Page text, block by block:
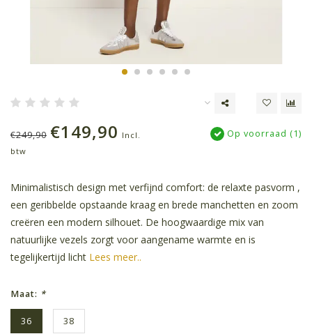
€249,90 €149,90 Incl.
btw
Op voorraad (1)
Minimalistisch design met verfijnd comfort: de relaxte pasvorm ,
een geribbelde opstaande kraag en brede manchetten en zoom
creëren een modern silhouet. De hoogwaardige mix van
natuurlijke vezels zorgt voor aangename warmte en is
tegelijkertijd licht Lees meer..
Maat: *
36 38